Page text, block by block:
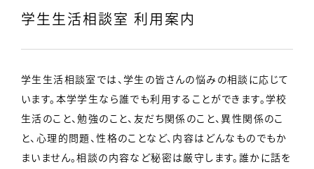
学生生活相談室 利用案内
学生生活相談室では、学生の皆さんの悩みの相談に応じて
います。本学学生なら誰でも利用することができます。学校
生活のこと、勉強のこと、友だち関係のこと、異性関係のこ
と、心理的問題、性格のことなど、内容はどんなものでもか
まいません。相談の内容など秘密は厳守します。誰かに話を